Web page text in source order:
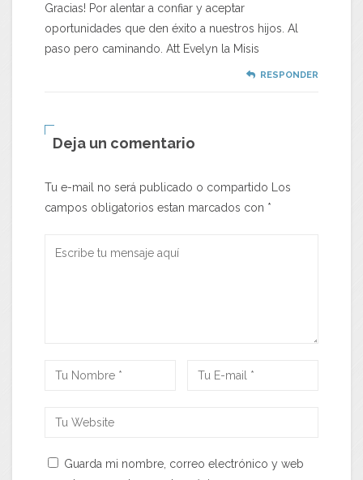
Gracias! Por alentar a confiar y aceptar
oportunidades que den éxito a nuestros hijos. Al
paso pero caminando. Att Evelyn la Misis
RESPONDER
Deja un comentario
Tu e-mail no será publicado o compartido Los
campos obligatorios estan marcados con *
Guarda mi nombre, correo electrónico y web